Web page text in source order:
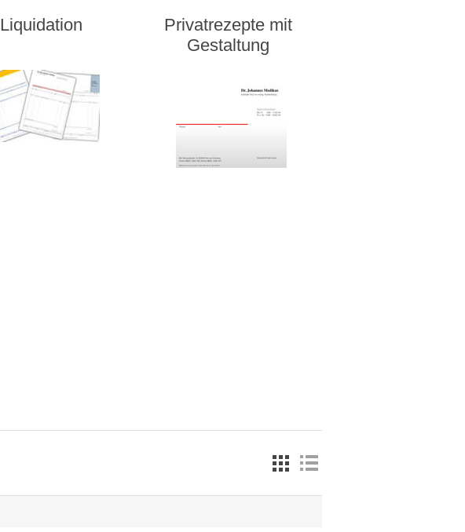
Liquidation
Privatrezepte mit
Gestaltung